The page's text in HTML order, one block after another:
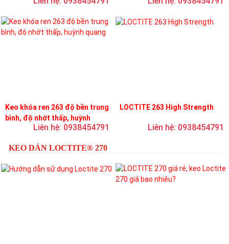
Keo khóa ren 263 độ bền trung
bình, độ nhớt thấp, huỳnh
Liên hệ: 0938454791
LOCTITE 263 High Strength
Liên hệ: 0938454791
KEO DÁN LOCTITE® 270